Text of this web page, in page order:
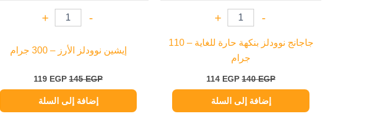
-
+
جاجانج نوودلز بنكهة حارة للغاية – 110
جرام
140EGP
114 EGP
إضافة إلى السلة
-
+
إيشين نوودلز الأرز – 300 جرام
145EGP
119 EGP
إضافة إلى السلة